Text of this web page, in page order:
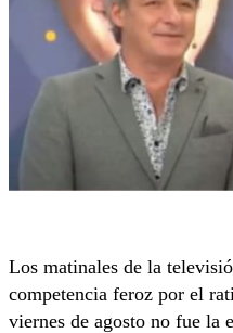
Los matinales de la
competencia feroz por el
viernes de agosto no fue la